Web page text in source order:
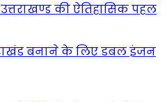
उत्तराखण्ड की ऐतिहासिक पहल
बनाने के लिए डबल इंजन